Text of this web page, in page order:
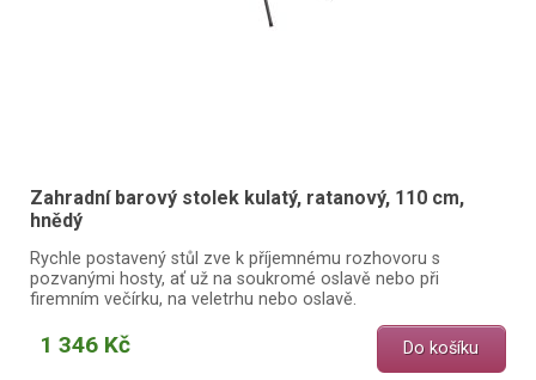
Zahradní barový stolek kulatý, ratanový, 110 cm,
hnědý
Rychle postavený stůl zve k příjemnému rozhovoru s
pozvanými hosty, ať už na soukromé oslavě nebo při
firemním večírku, na veletrhu nebo oslavě.
1 346 Kč Do košíku